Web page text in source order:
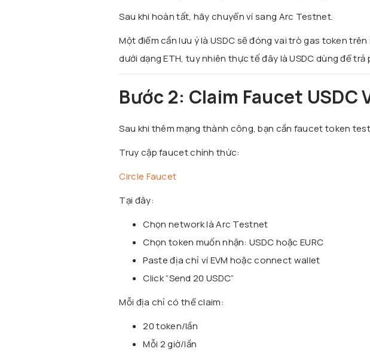
Sau khi hoàn tất, hãy chuyển ví sang Arc Testnet.
Một điểm cần lưu ý là USDC sẽ đóng vai trò gas token
dưới dạng ETH, tuy nhiên thực tế đây là USDC dùng để trả
Bước 2: Claim Faucet USDC
Sau khi thêm mạng thành công, bạn cần faucet token
Truy cập faucet chính thức:
Circle Faucet
Tại đây:
Chọn network là Arc Testnet
Chọn token muốn nhận: USDC hoặc EURC
Paste địa chỉ ví EVM hoặc connect wallet
Click “Send 20 USDC”
Mỗi địa chỉ có thể claim:
20 token/lần
Mỗi 2 giờ/lần